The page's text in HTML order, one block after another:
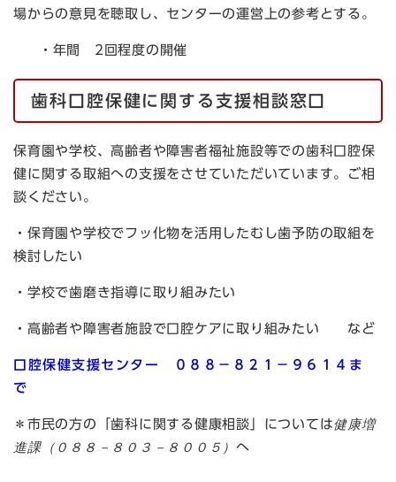
場からの意見を聴取し、センターの運営上の参考とする。
・年間 2回程度の開催
歯科口腔保健に関する支援相談窓口
保育園や学校、高齢者や障害者福祉施設等での歯科口腔保
健に関する取組への支援をさせていただいています。ご相
談ください。
・保育園や学校でフッ化物を活用したむし歯予防の取組を
検討したい
・学校で歯磨き指導に取り組みたい
・高齢者や障害者施設で口腔ケアに取り組みたい など
口腔保健支援センター ０８８－８２１－９６１４ま
で
＊市民の方の「歯科に関する健康相談」については健康増
進課（０８８－８０３－８００５） へ